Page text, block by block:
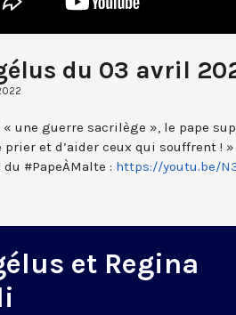
du 03 avril
« une guerre sacrilège », le pape
prier et d’aider ceux qui souffrent ! »
du #PapeÀMalte : https://youtu.be/
et Regina